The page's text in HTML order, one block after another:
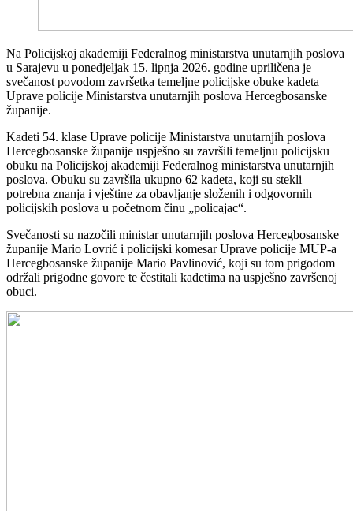
Na Policijskoj akademiji Federalnog ministarstva unutarnjih poslova
u Sarajevu u ponedjeljak 15. lipnja 2026. godine upriličena je
svečanost povodom završetka temeljne policijske obuke kadeta
Uprave policije Ministarstva unutarnjih poslova Hercegbosanske
županije.
Kadeti 54. klase Uprave policije Ministarstva unutarnjih poslova
Hercegbosanske županije uspješno su završili temeljnu policijsku
obuku na Policijskoj akademiji Federalnog ministarstva unutarnjih
poslova. Obuku su završila ukupno 62 kadeta, koji su stekli
potrebna znanja i vještine za obavljanje složenih i odgovornih
policijskih poslova u početnom činu „policajac“.
Svečanosti su nazočili ministar unutarnjih poslova Hercegbosanske
županije Mario Lovrić i policijski komesar Uprave policije MUP-a
Hercegbosanske županije Mario Pavlinović, koji su tom prigodom
održali prigodne govore te čestitali kadetima na uspješno završenoj
obuci.